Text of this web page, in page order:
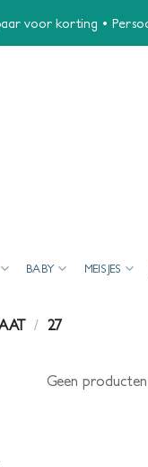
voor korting •
BABY MEISJES
/ 27
Geen